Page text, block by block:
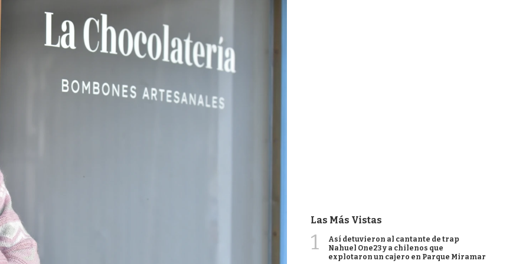
Las Más Vistas
1
Así detuvieron al cantante de trap
Nahuel One23 y a chilenos que
explotaron un cajero en Parque Miramar